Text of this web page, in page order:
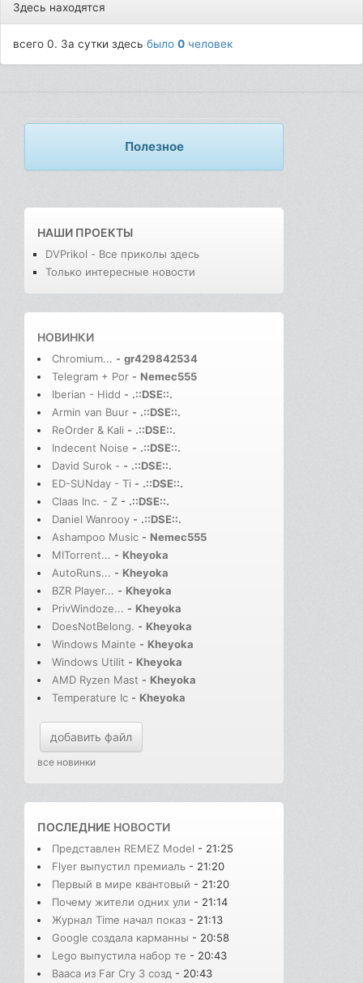
Здесь находятся
всего 0. За сутки здесьбыло0 человек
Полезное
НАШИ ПРОЕКТЫ
DVPrikol - Все приколы здесь
Только интересные новости
НОВИНКИ
Chromium... - gr429842534
Telegram + Por - Nemec555
Iberian - Hidd - .::DSE::.
Armin van Buur - .::DSE::.
ReOrder & Kali - .::DSE::.
Indecent Noise - .::DSE::.
David Surok - - .::DSE::.
ED-SUNday - Ti - .::DSE::.
Claas Inc. - Z - .::DSE::.
Daniel Wanrooy - .::DSE::.
Ashampoo Music - Nemec555
MITorrent... - Kheyoka
AutoRuns... - Kheyoka
BZR Player... - Kheyoka
PrivWindoze... - Kheyoka
DoesNotBelong. - Kheyoka
Windows Mainte - Kheyoka
Windows Utilit - Kheyoka
AMD Ryzen Mast - Kheyoka
Temperature Ic - Kheyoka
добавить файл
все новинки
ПОСЛЕДНИЕ НОВОСТИ
Представлен REMEZ Model - 21:25
Flyer выпустил премиаль - 21:20
Первый в мире квантовый - 21:20
Почему жители одних ули - 21:14
Журнал Time начал показ - 21:13
Google создала карманны - 20:58
Lego выпустила набор те - 20:43
Вааса из Far Cry 3 созд - 20:43